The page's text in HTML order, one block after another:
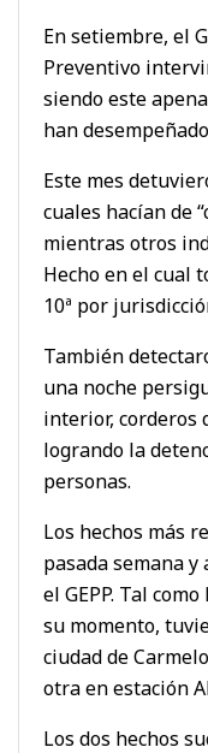
En setiembre, el
Preventivo
siendo este
han
Este mes
cuales hacían de
mientras otros
Hecho en el cual
10ª por
También
una noche
interior, corderos
logrando la
personas.
Los hechos más
pasada semana
el GEPP. Tal
su momento,
ciudad de
otra en estación
Los dos hechos